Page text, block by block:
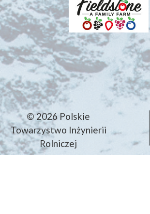
© 2026 Polskie
Towarzystwo Inżynierii
Rolniczej